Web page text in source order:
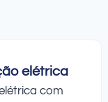
elétrica
com